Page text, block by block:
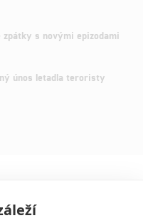
s novými epizodami
únos letadla teroristy